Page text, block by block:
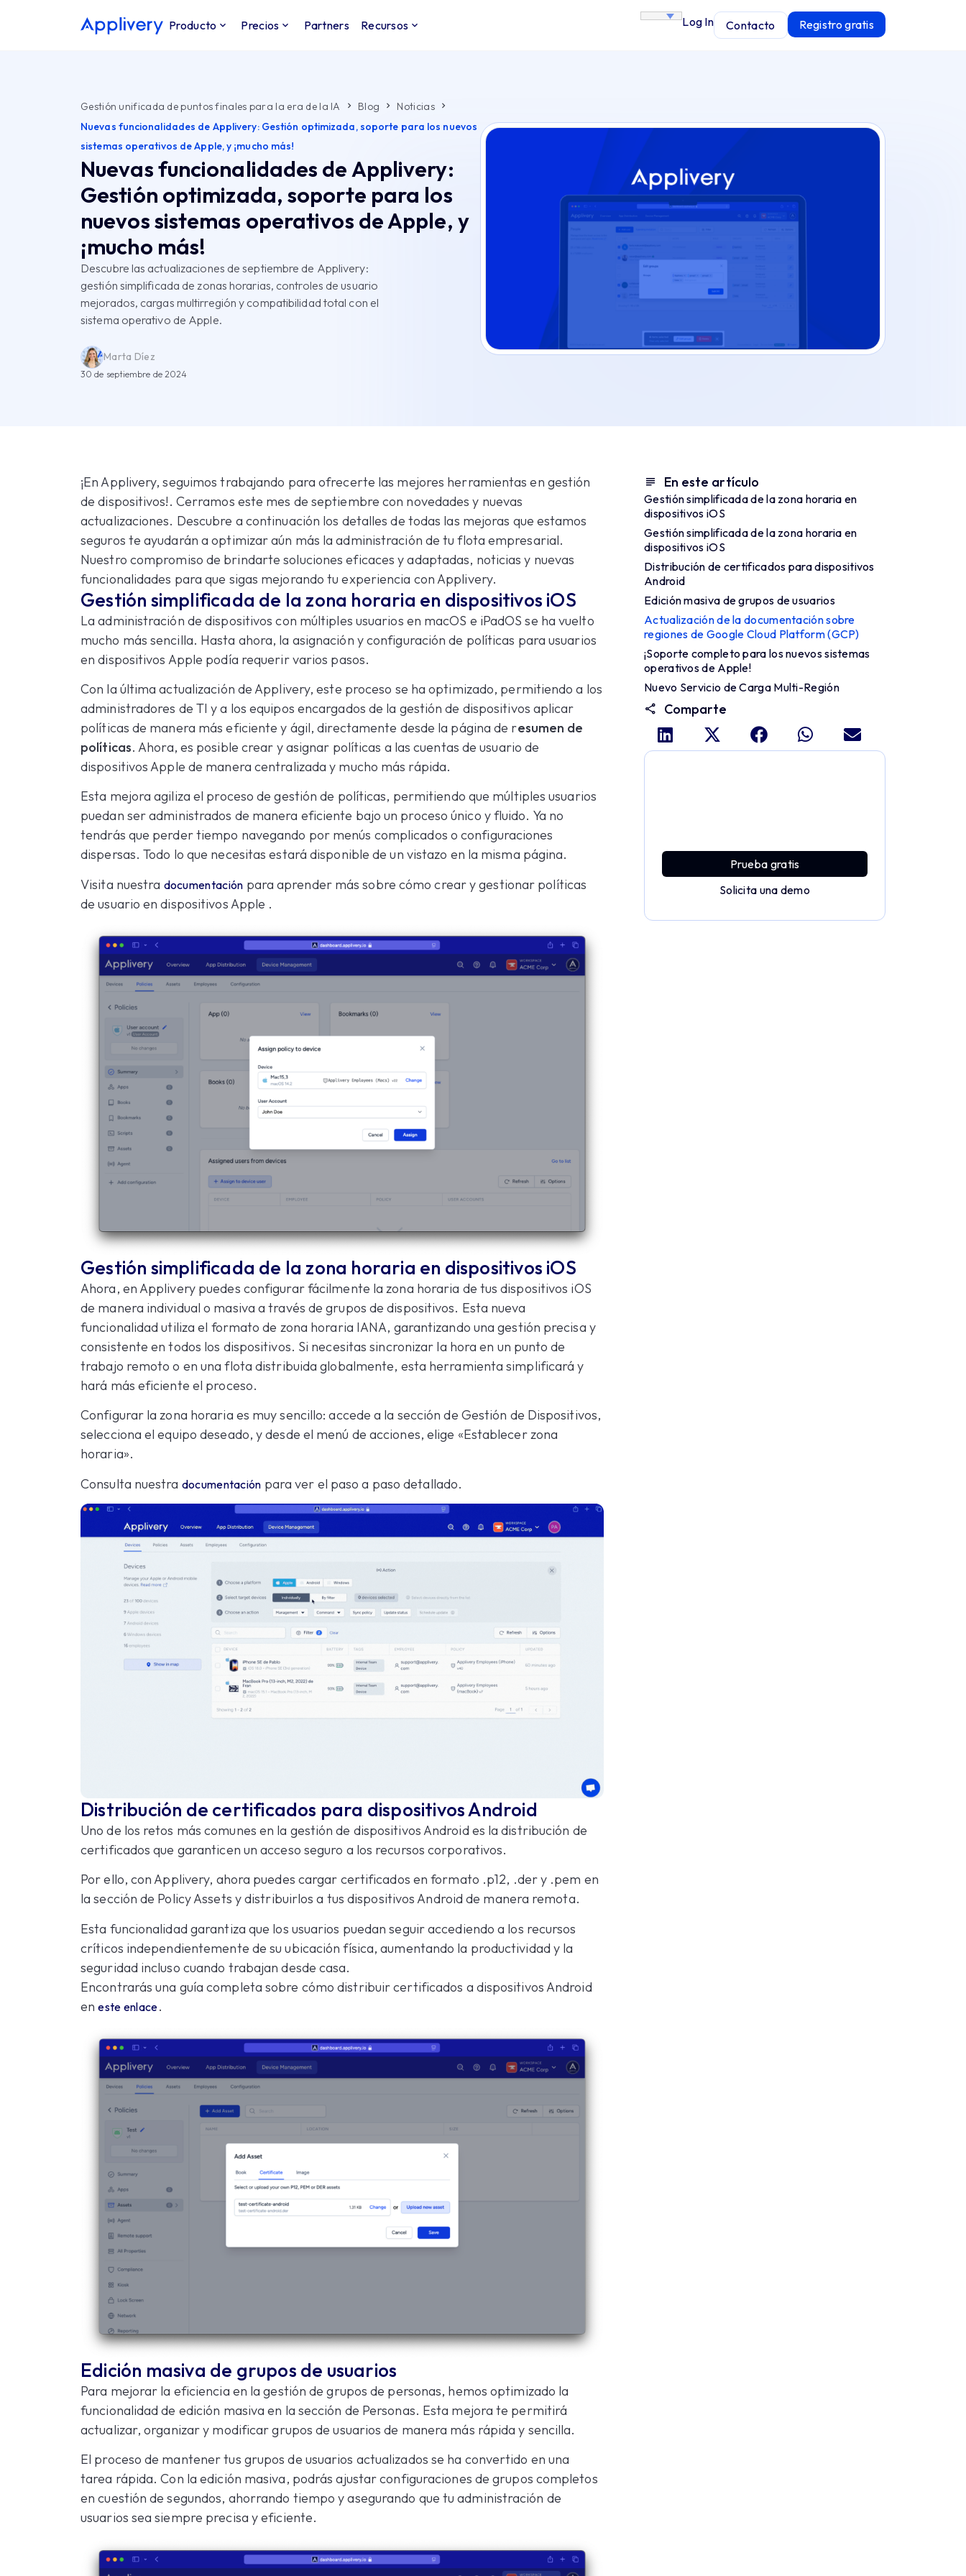
Producto Precios Partners Recursos Log In Contacto Registro gratis
Gestión unificada de puntos finales para la era de la IA Blog
Noticias
Nuevas funcionalidades de Applivery: Gestión optimizada, soporte para los nuevos
sistemas operativos de Apple, y ¡mucho más!
Nuevas funcionalidades de Applivery:
Gestión optimizada, soporte para los
nuevos sistemas operativos de Apple, y
¡mucho más!
Descubre las actualizaciones de septiembre de Applivery:
gestión simplificada de zonas horarias, controles de usuario
mejorados, cargas multirregión y compatibilidad total con el
sistema operativo de Apple.
Marta Díez
30 de septiembre de 2024
¡En Applivery, seguimos trabajando para ofrecerte las mejores herramientas en gestión
de dispositivos!. Cerramos este mes de septiembre con novedades y nuevas
actualizaciones. Descubre a continuación los detalles de todas las mejoras que estamos
seguros te ayudarán a optimizar aún más la administración de tu flota empresarial.
Nuestro compromiso de brindarte soluciones eficaces y adaptadas, noticias y nuevas
funcionalidades para que sigas mejorando tu experiencia con Applivery.
Gestión simplificada de la zona horaria en dispositivos iOS
La administración de dispositivos con múltiples usuarios en macOS e iPadOS se ha vuelto
mucho más sencilla. Hasta ahora, la asignación y configuración de políticas para usuarios
en dispositivos Apple podía requerir varios pasos.
Con la última actualización de Applivery, este proceso se ha optimizado, permitiendo a los
administradores de TI y a los equipos encargados de la gestión de dispositivos aplicar
políticas de manera más eficiente y ágil, directamente desde la página de resumen de
políticas. Ahora, es posible crear y asignar políticas a las cuentas de usuario de
dispositivos Apple de manera centralizada y mucho más rápida.
Esta mejora agiliza el proceso de gestión de políticas, permitiendo que múltiples usuarios
puedan ser administrados de manera eficiente bajo un proceso único y fluido. Ya no
tendrás que perder tiempo navegando por menús complicados o configuraciones
dispersas. Todo lo que necesitas estará disponible de un vistazo en la misma página.
Visita nuestra documentación para aprender más sobre cómo crear y gestionar políticas
de usuario en dispositivos Apple .
Gestión simplificada de la zona horaria en dispositivos iOS
Ahora, en Applivery puedes configurar fácilmente la zona horaria de tus dispositivos iOS
de manera individual o masiva a través de grupos de dispositivos. Esta nueva
funcionalidad utiliza el formato de zona horaria IANA, garantizando una gestión precisa y
consistente en todos los dispositivos. Si necesitas sincronizar la hora en un punto de
trabajo remoto o en una flota distribuida globalmente, esta herramienta simplificará y
hará más eficiente el proceso.
Configurar la zona horaria es muy sencillo: accede a la sección de Gestión de Dispositivos,
selecciona el equipo deseado, y desde el menú de acciones, elige «Establecer zona
horaria».
Consulta nuestra documentación para ver el paso a paso detallado.
Distribución de certificados para dispositivos Android
Uno de los retos más comunes en la gestión de dispositivos Android es la distribución de
certificados que garanticen un acceso seguro a los recursos corporativos.
Por ello, con Applivery, ahora puedes cargar certificados en formato .p12, .der y .pem en
la sección de Policy Assets y distribuirlos a tus dispositivos Android de manera remota.
Esta funcionalidad garantiza que los usuarios puedan seguir accediendo a los recursos
críticos independientemente de su ubicación física, aumentando la productividad y la
seguridad incluso cuando trabajan desde casa.
Encontrarás una guía completa sobre cómo distribuir certificados a dispositivos Android
eneste enlace.
Edición masiva de grupos de usuarios
Para mejorar la eficiencia en la gestión de grupos de personas, hemos optimizado la
funcionalidad de edición masiva en la sección de Personas. Esta mejora te permitirá
actualizar, organizar y modificar grupos de usuarios de manera más rápida y sencilla.
El proceso de mantener tus grupos de usuarios actualizados se ha convertido en una
tarea rápida. Con la edición masiva, podrás ajustar configuraciones de grupos completos
en cuestión de segundos, ahorrando tiempo y asegurando que tu administración de
usuarios sea siempre precisa y eficiente.
En este artículo
Gestión simplificada de la zona horaria en
dispositivos iOS
Gestión simplificada de la zona horaria en
dispositivos iOS
Distribución de certificados para dispositivos
Android
Edición masiva de grupos de usuarios
Actualización de la documentación sobre
regiones de Google Cloud Platform (GCP)
¡Soporte completo para los nuevos sistemas
operativos de Apple!
Nuevo Servicio de Carga Multi-Región
Comparte
Prueba gratis
Solicita una demo